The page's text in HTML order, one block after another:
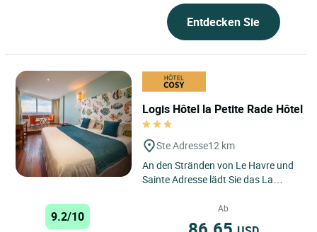
Entdecken Sie
Logis Hôtel la Petite Rade Hôtel
Ste Adresse12 km
An den Stränden von Le Havre und
Sainte Adresse lädt Sie das La
Zimmer ein, die nach...
9.2/10
Ab